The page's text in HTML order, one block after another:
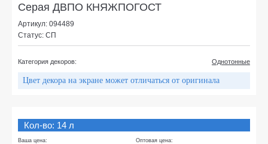
Серая ДВПО КНЯЖПОГОСТ
Артикул: 094489
Статус: СП
Категория декоров: Однотонные
Цвет декора на экране может отличаться от оригинала
Кол-во: 14 л
Ваша цена: Оптовая цена: